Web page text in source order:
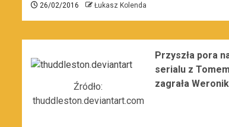
26/02/2016 Łukasz Kolenda
Źródło:
thuddleston.deviantart.com
Przyszła pora
serialu z
zagrała